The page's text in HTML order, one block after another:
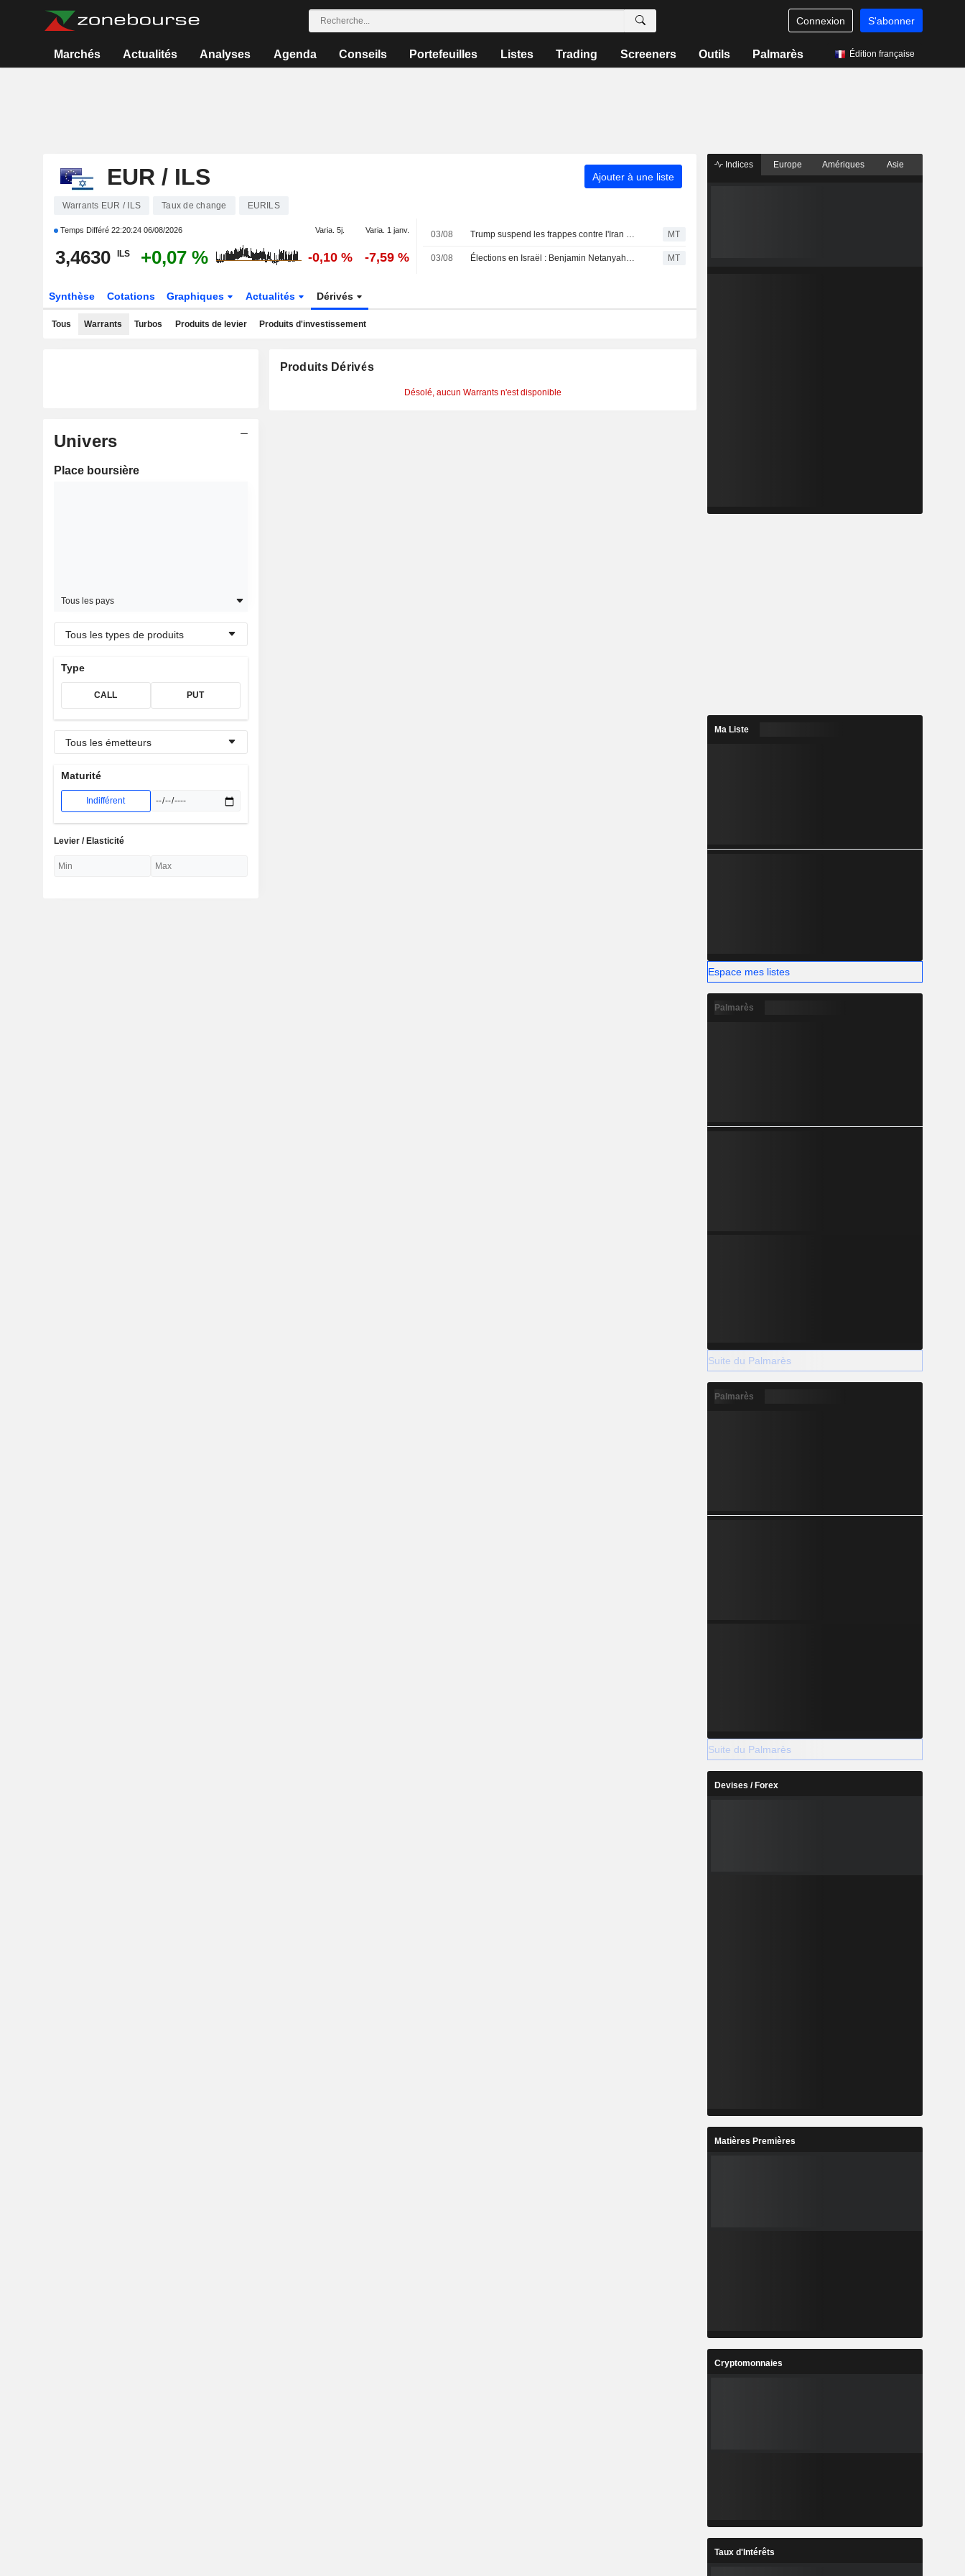
Connexion S'abonner
Marchés Actualités Analyses Agenda Conseils Portefeuilles Listes Trading Screeners Outils Palmarès Édition française
EUR / ILS Ajouter à une liste
Warrants EUR / ILS Taux de change EURILS
Temps Différé 22:20:24 06/08/2026 Varia. 5j. Varia. 1 janv.
3,4630 ILS +0,07 % -0,10 % -7,59 %
03/08 Trump suspend les frappes contre l'Iran alors que les pourparlers reprennent MT
03/08 Élections en Israël : Benjamin Netanyahu sous pression MT
Synthèse Cotations Graphiques Actualités Dérivés
Tous Warrants Turbos Produits de levier Produits d'investissement
Univers
Place boursière
Tous les pays
Tous les types de produits
Type
CALL PUT
Tous les émetteurs
Maturité
Indifférent
Levier / Elasticité
Produits Dérivés
Désolé, aucun Warrants n'est disponible
Indices Europe Amériques Asie
Ma Liste
Espace mes listes
Palmarès
Suite du Palmarès
Palmarès
Suite du Palmarès
Devises / Forex
Matières Premières
Cryptomonnaies
Taux d'Intérêts